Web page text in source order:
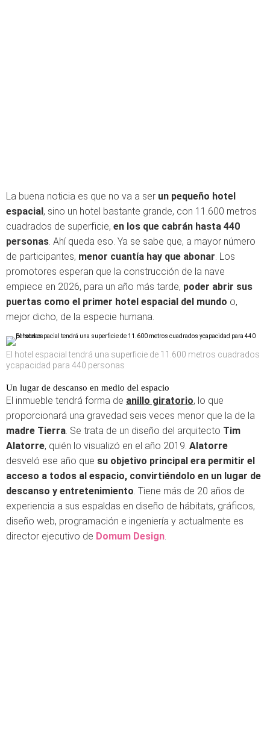
La buena noticia es que no va a ser un pequeño hotel
espacial, sino un hotel bastante grande, con 11.600 metros
cuadrados de superficie, en los que cabrán hasta 440
personas . Ahí queda eso. Ya se sabe que, a mayor número
de participantes, menor cuantía hay que abonar . Los
promotores esperan que la construcción de la nave
empiece en 2026, para un año más tarde, poder abrir sus
puertas como el primer hotel espacial del mundo o,
mejor dicho, de la especie humana.
El hotel espacial tendrá una superficie de 11.600 metros cuadrados
ycapacidad para 440 personas
Un lugar de descanso en medio del espacio
El inmueble tendrá forma de anillo giratorio, lo que
proporcionará una gravedad seis veces menor que la de la
madre Tierra . Se trata de un diseño del arquitecto Tim
Alatorre, quién lo visualizó en el año 2019. Alatorre
desveló ese año que su objetivo principal era permitir el
acceso a todos al espacio, convirtiéndolo en un lugar de
descanso y entretenimiento . Tiene más de 20 años de
experiencia a sus espaldas en diseño de hábitats, gráficos,
diseño web, programación e ingeniería y actualmente es
director ejecutivo de Domum Design